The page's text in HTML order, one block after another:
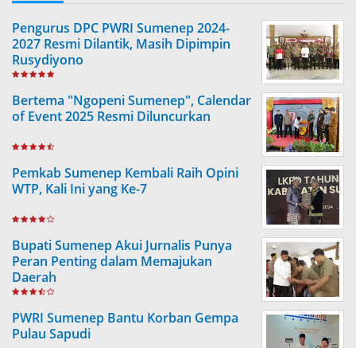
Pengurus DPC PWRI Sumenep 2024-
2027 Resmi Dilantik, Masih Dipimpin
Rusydiyono
Bertema "Ngopeni Sumenep", Calendar
of Event 2025 Resmi Diluncurkan
Pemkab Sumenep Kembali Raih Opini
WTP, Kali Ini yang Ke-7
Bupati Sumenep Akui Jurnalis Punya
Peran Penting dalam Memajukan
Daerah
PWRI Sumenep Bantu Korban Gempa
Pulau Sapudi